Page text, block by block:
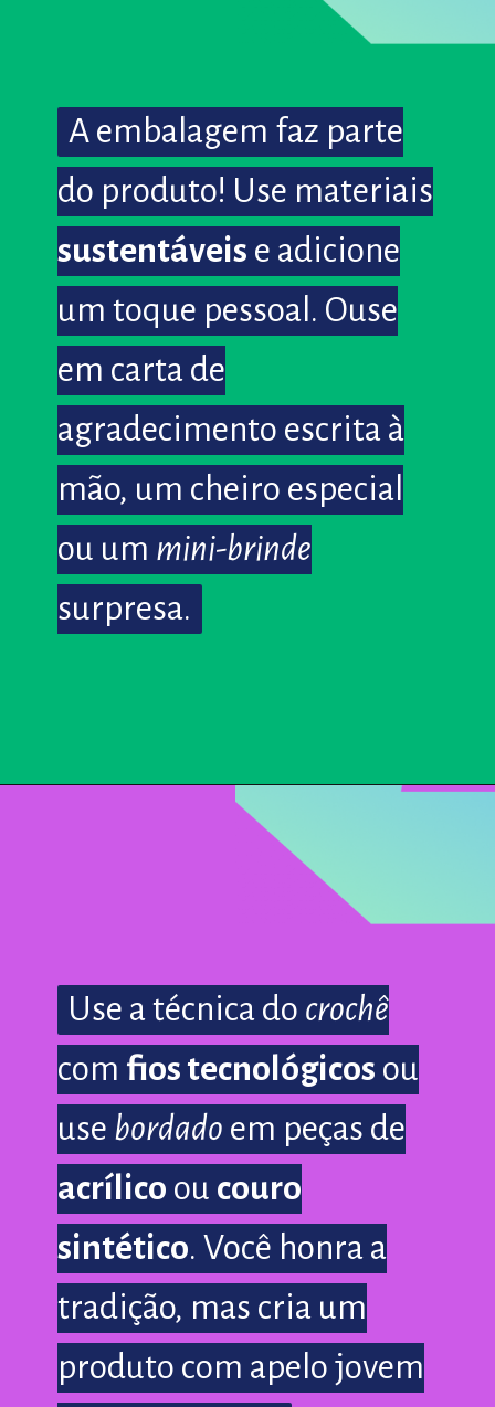
A embalagem faz parte
do produto! Use materiais
sustentáveis e adicione
um toque pessoal. Ouse
em carta de
agradecimento escrita à
mão, um cheiro especial
ou um mini-brinde
surpresa.
A embalagem faz parte
do produto! Use materiais
sustentáveis e adicione
um toque pessoal. Ouse
em carta de
agradecimento escrita à
mão, um cheiro especial
ou um mini-brinde
surpresa.
Use a técnica do crochê
com fios tecnológicos ou
use bordado em peças de
acrílico ou couro
sintético. Você honra a
tradição, mas cria um
produto com apelo jovem
Use a técnica do crochê
com fios tecnológicos ou
use bordado em peças de
acrílico ou couro
sintético. Você honra a
tradição, mas cria um
produto com apelo jovem